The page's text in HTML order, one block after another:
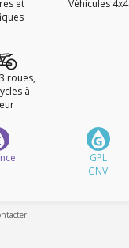
et
Véhicules 4x4
roues,
à
GPL
GNV